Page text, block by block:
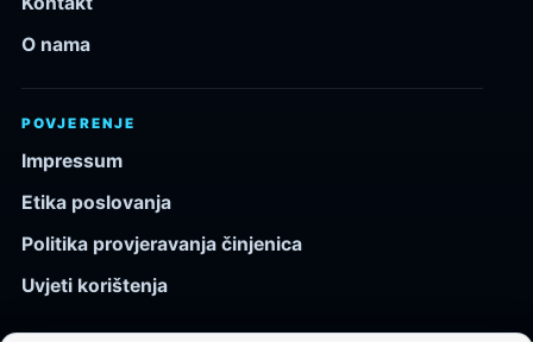
O nama
POVJERENJE
Impressum
Etika poslovanja
Politika provjeravanja činjenica
Uvjeti korištenja